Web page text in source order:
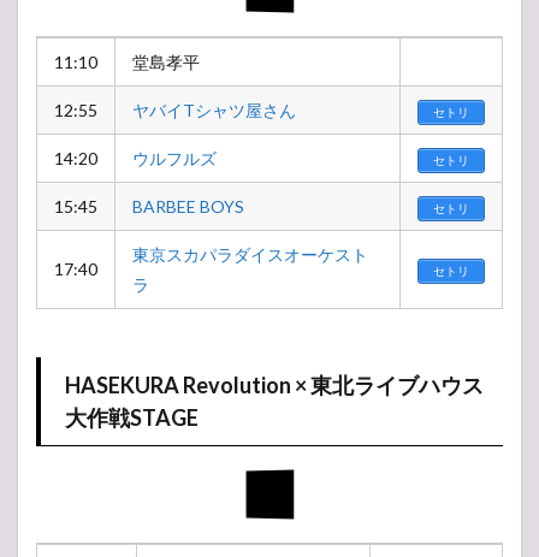
11:10 堂島孝平
12:55 ヤバイTシャツ屋さん セトリ
14:20 ウルフルズ セトリ
15:45 BARBEE BOYS セトリ
17:40
東京スカパラダイスオーケスト
ラ
セトリ
HASEKURA Revolution × 東北ライブハウス
大作戦STAGE